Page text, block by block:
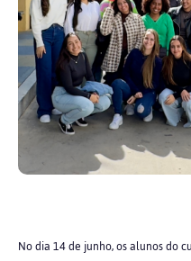
No dia 14 de junho, os alunos do